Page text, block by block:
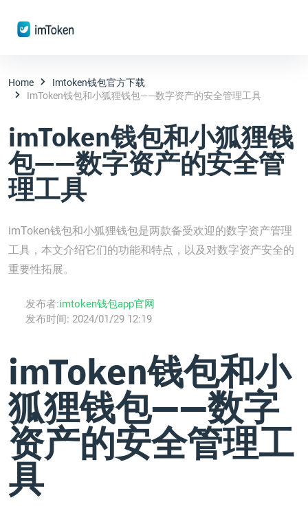
Home
Imtoken钱包官方下载
ImToken钱包和小狐狸钱包——数字资产的安全管理工具
imToken钱包和小狐狸钱
包——数字资产的安全管
理工具
imToken钱包和小狐狸钱包是两款备受欢迎的数字资产管理
工具，本文介绍它们的功能和特点，以及对数字资产安全的
重要性拓展。
发布者:imtoken钱包app官网
发布时间: 2024/01/29 12:19
imToken钱包和小
狐狸钱包——数字
资产的安全管理工
具